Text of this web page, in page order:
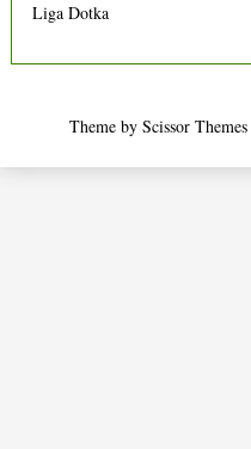
Liga Dotka
Theme by Scissor Themes